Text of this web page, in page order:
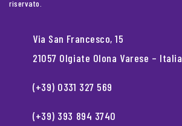
riservato.
Via San Francesco, 15
21057 Olgiate Olona Varese – Italia
(+39) 0331 327 569
(+39) 393 894 3740